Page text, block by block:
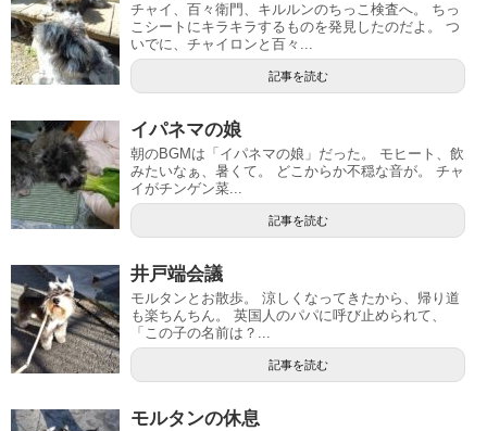
チャイ、百々衛門、キルルンのちっこ検査へ。 ちっ
こシートにキラキラするものを発見したのだよ。 つ
いでに、チャイロンと百々...
記事を読む
イパネマの娘
朝のBGMは「イパネマの娘」だった。 モヒート、飲
みたいなぁ、暑くて。 どこからか不穏な音が。 チャ
イがチンゲン菜...
記事を読む
井戸端会議
モルタンとお散歩。 涼しくなってきたから、帰り道
も楽ちんちん。 英国人のパパに呼び止められて、
「この子の名前は？...
記事を読む
モルタンの休息